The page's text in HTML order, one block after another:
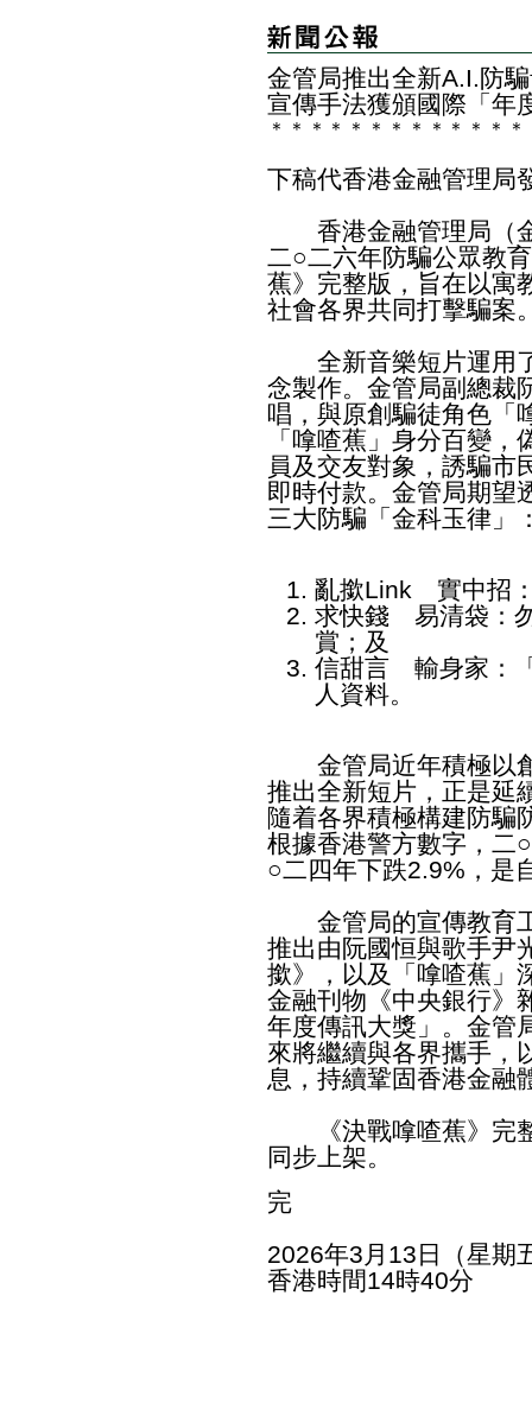
金管局推出全新A.I.防
宣傳手法獲頒國際「年
＊ ＊ ＊ ＊ ＊ ＊ ＊ ＊ ＊ ＊ ＊ ＊ ＊
下稿代香港金融管理局
香港金融管理局（金
二○二六年防騙公眾教
蕉》完整版，旨在以寓
社會各界共同打擊騙案
全新音樂短片運用了
念製作。金管局副總裁
唱，與原創騙徒角色「
「嗱喳蕉」身分百變
員及交友對象，誘騙市
即時付款。金管局期望
三大防騙「金科玉律」
亂撳Link 實中招
求快錢 易清袋：
賞；及
信甜言 輸身家：
人資料。
金管局近年積極以創
推出全新短片，正是延
隨着各界積極構建防騙
根據香港警方數字，二
○二四年下跌2.9%，是
金管局的宣傳教育工
推出由阮國恒與歌手尹
撳》，以及「嗱喳蕉」
金融刊物《中央銀行
年度傳訊大獎」。金管
來將繼續與各界攜手，
息，持續鞏固香港金融
《決戰嗱喳蕉》完整
同步上架。
完
2026年3月13日（星期
香港時間14時40分